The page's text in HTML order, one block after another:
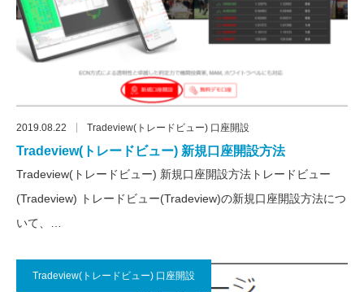
2019.08.22 Tradeview(トレードビュー) 口座開設
Tradeview(トレードビュー) 新規口座開設方法
Tradeview(トレードビュー) 新規口座開設方法トレードビュー
(Tradeview) トレードビュー(Tradeview)の新規口座開設方法につ
いて、…
Tradeview(トレードビュー) 口座開設